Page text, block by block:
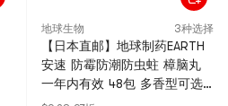
地球生物 3种选择
【日本直邮】地球制药EARTH
安速 防霉防潮防虫蛀 樟脑丸
一年内有效 48包 多香型可选
【清新花香】